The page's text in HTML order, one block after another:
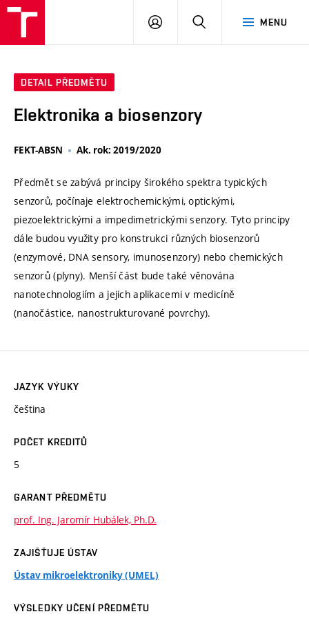
MENU
PŘIHLÁSIT
DETAIL PŘEDMĚTU
Elektronika a biosenzory
FEKT-ABSN Ak. rok: 2019/2020
Předmět se zabývá principy širokého spektra typických
senzorů, počínaje elektrochemickými, optickými,
piezoelektrickými a impedimetrickými senzory. Tyto principy
dále budou využity pro konstrukci různých biosenzorů
(enzymové, DNA sensory, imunosenzory) nebo chemických
senzorů (plyny). Menší část bude také věnována
nanotechnologiím a jejich aplikacemi v medicíně
(nanočástice, nanostrukturované povrchy).
JAZYK VÝUKY
čeština
POČET KREDITŮ
5
GARANT PŘEDMĚTU
prof. Ing. Jaromír Hubálek, Ph.D.
ZAJIŠŤUJE ÚSTAV
Ústav mikroelektroniky (UMEL)
VÝSLEDKY UČENÍ PŘEDMĚTU